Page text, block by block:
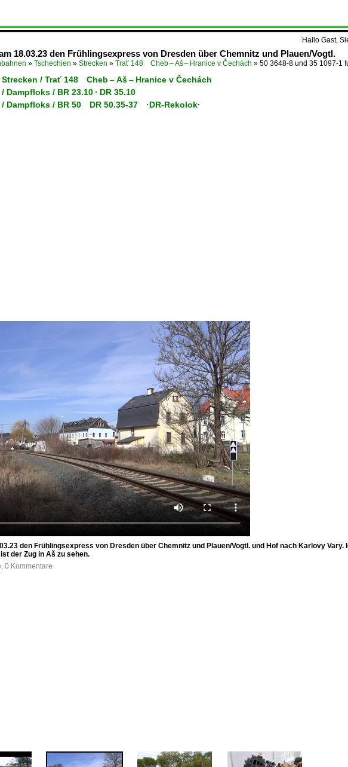
Hallo Gast,
18.03.23 den Frühlingsexpress von Dresden über Chemnitz und Plauen/Vogtl.
» Tschechien » Strecken » Trať 148 Cheb – Aš – Hranice v Čechách » 50 3648-8 und 35 1097-1
/ Trať 148 Cheb – Aš – Hranice v Čechách
Dampfloks / BR 23.10 · DR 35.10
Dampfloks / BR 50 DR 50.35-37 ·DR-Rekolok·
den Frühlingsexpress von Dresden über Chemnitz und Plauen/Vogtl. und Hof nach Karlovy
der Zug in Aš zu sehen.
0 Kommentare